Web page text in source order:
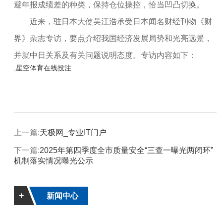
避年报成绩差的种类，保持仓位操控，恰当凹凸切换。
近来，驻日本大使吴江浩承受日本闻名财经刊物《财
界》杂志专访，要点介绍我国经济发展局势和光亮远景，
并就中日关系及有关问题说明态度。专访内容如下：
,星空体育在线投注
上一篇:天极网_专业IT门户
下一篇:2025年第四季度全市质量安全“三查一曝光两闭环”
机制落实情况曝光公示
+ 新闻中心